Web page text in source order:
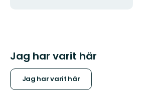
Jag har varit här
Jag har varit här